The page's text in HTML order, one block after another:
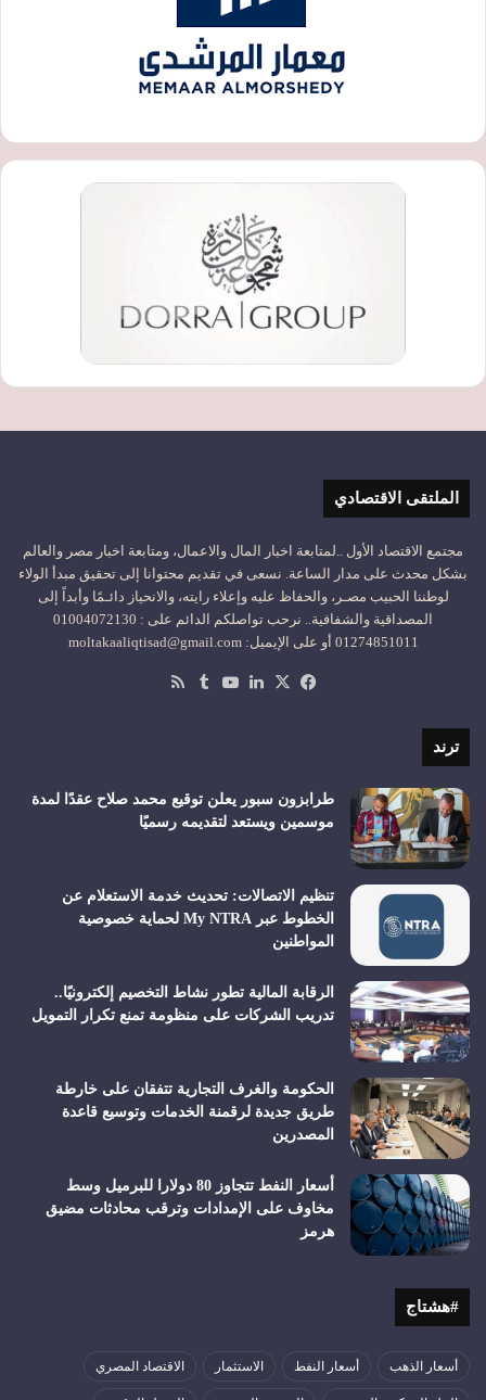
الملتقى الاقتصادي
مجتمع الاقتصاد الأول ..لمتابعة اخبار المال والاعمال، ومتابعة اخبار مصر والعالم
بشكل محدث على مدار الساعة. نسعى في تقديم محتوانا إلى تحقيق مبدأ الولاء
لوطننا الحبيب مصـر، والحفاظ عليه وإعلاء رايته، والانحياز دائـمًا وأبداً إلى
المصداقية والشفافية.. نرحب تواصلكم الدائم على : 01004072130
01274851011 أو على الإيميل: moltakaaliqtisad@gmail.com
فيسبوك
‫X لينكدإن‫YouTube
ترند
طرابزون سبور يعلن توقيع محمد صلاح عقدًا لمدة
موسمين ويستعد لتقديمه رسميًا
تنظيم الاتصالات: تحديث خدمة الاستعلام عن
الخطوط عبر My NTRA لحماية خصوصية
المواطنين
الرقابة المالية تطور نشاط التخصيم إلكترونيًا..
تدريب الشركات على منظومة تمنع تكرار التمويل
الحكومة والغرف التجارية تتفقان على خارطة
طريق جديدة لرقمنة الخدمات وتوسيع قاعدة
المصدرين
أسعار النفط تتجاوز 80 دولارا للبرميل وسط
مخاوف على الإمدادات وترقب محادثات مضيق
هرمز
#هشتاج
أسعار الذهب أسعار النفط الاستثمار الاقتصاد المصري